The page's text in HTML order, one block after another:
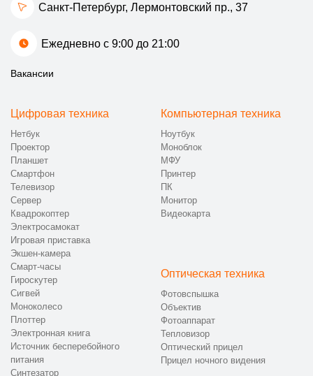
Санкт-Петербург, Лермонтовский пр., 37
Ежедневно с 9:00 до 21:00
Вакансии
Цифровая техника
Нетбук
Проектор
Планшет
Смартфон
Телевизор
Сервер
Квадрокоптер
Электросамокат
Игровая приставка
Экшен-камера
Смарт-часы
Гироскутер
Сигвей
Моноколесо
Плоттер
Электронная книга
Источник бесперебойного
питания
Синтезатор
Компьютерная техника
Ноутбук
Моноблок
МФУ
Принтер
ПК
Монитор
Видеокарта
Оптическая техника
Фотовспышка
Объектив
Фотоаппарат
Тепловизор
Оптический прицел
Прицел ночного видения